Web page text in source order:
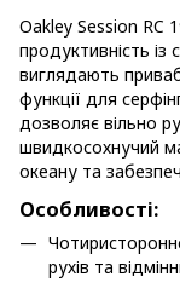
Oakley Session RC
продуктивність
виглядають
функції для
дозволяє вільно
швидкосохнучий
океану та
Особливості:
рухів та